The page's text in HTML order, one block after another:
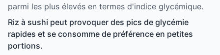
parmi les plus élevés en termes d'indice glycémique.
Riz à sushi peut provoquer des pics de glycémie
rapides et se consomme de préférence en petites
portions.